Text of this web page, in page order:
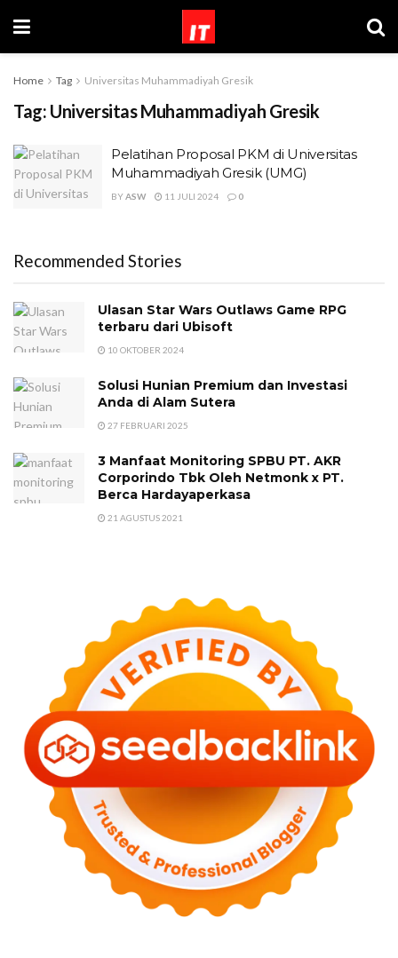
Home Tag Universitas Muhammadiyah Gresik
Tag: Universitas Muhammadiyah Gresik
Pelatihan Proposal PKM di Universitas
Muhammadiyah Gresik (UMG)
BYASW 11 JULI 2024 0
Recommended Stories
Ulasan Star Wars Outlaws Game RPG
terbaru dari Ubisoft
10 OKTOBER 2024
Solusi Hunian Premium dan Investasi
Anda di Alam Sutera
27 FEBRUARI 2025
3 Manfaat Monitoring SPBU PT. AKR
Corporindo Tbk Oleh Netmonk x PT.
Berca Hardayaperkasa
21 AGUSTUS 2021